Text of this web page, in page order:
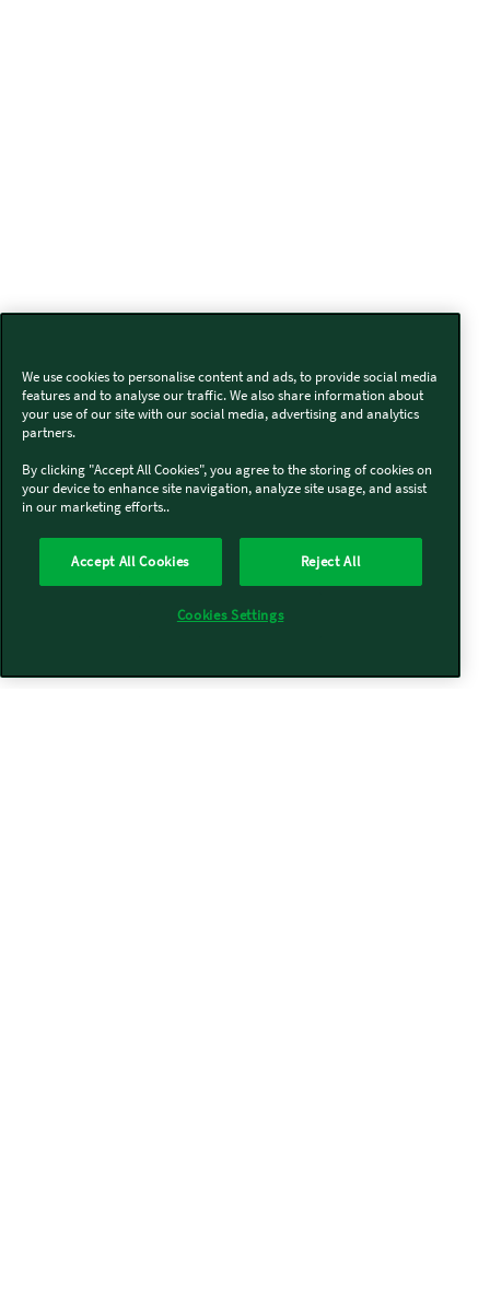
We use cookies to personalise content and ads, to provide social media
features and to analyse our traffic. We also share information about
your use of our site with our social media, advertising and analytics
partners.
By clicking "Accept All Cookies", you agree to the storing of cookies on
your device to enhance site navigation, analyze site usage, and assist
in our marketing efforts..
Accept All Cookies Reject All
Cookies Settings